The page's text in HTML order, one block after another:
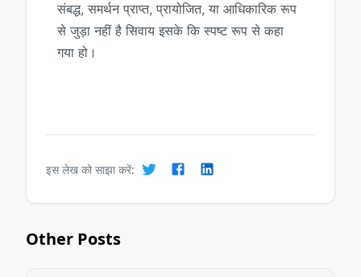
संबद्ध, समर्थन प्राप्त, प्रायोजित, या आधिकारिक रूप
से जुड़ा नहीं है सिवाय इसके कि स्पष्ट रूप से कहा
गया हो।
इस लेख को साझा करें:
Other Posts